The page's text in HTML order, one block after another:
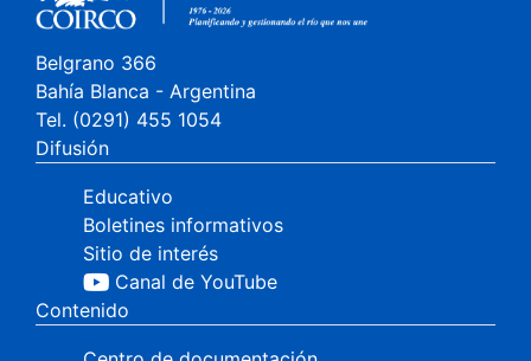
Belgrano 366
Bahía Blanca - Argentina
Tel. (0291) 455 1054
Difusión
Educativo
Boletines informativos
Sitio de interés
Canal de YouTube
Contenido